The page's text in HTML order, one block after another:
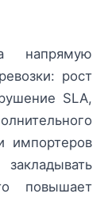
напрямую
рост
SLA,
импортеров
повышает